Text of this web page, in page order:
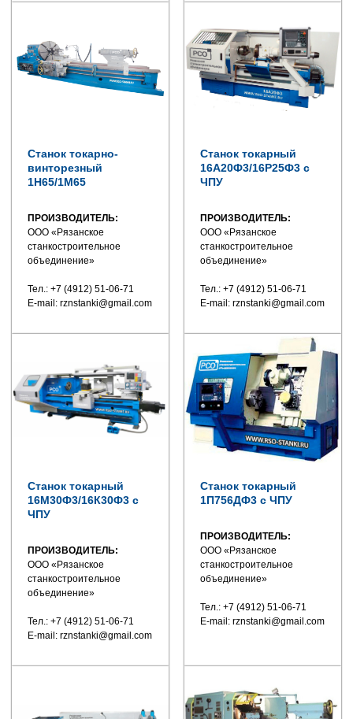
Станок токарно-
винторезный
1Н65/1М65
ПРОИЗВОДИТЕЛЬ:
ООО «Рязанское
станкостроительное
объединение»
Тел.: +7 (4912) 51-06-71
E-mail: rznstanki@gmail.com
Станок токарный
16А20Ф3/16Р25Ф3 с
ЧПУ
ПРОИЗВОДИТЕЛЬ:
ООО «Рязанское
станкостроительное
объединение»
Тел.: +7 (4912) 51-06-71
E-mail: rznstanki@gmail.com
Станок токарный
16М30Ф3/16К30Ф3 с
ЧПУ
ПРОИЗВОДИТЕЛЬ:
ООО «Рязанское
станкостроительное
объединение»
Тел.: +7 (4912) 51-06-71
E-mail: rznstanki@gmail.com
Станок токарный
1П756ДФ3 с ЧПУ
ПРОИЗВОДИТЕЛЬ:
ООО «Рязанское
станкостроительное
объединение»
Тел.: +7 (4912) 51-06-71
E-mail: rznstanki@gmail.com